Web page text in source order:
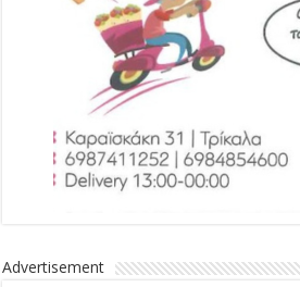
Advertisement